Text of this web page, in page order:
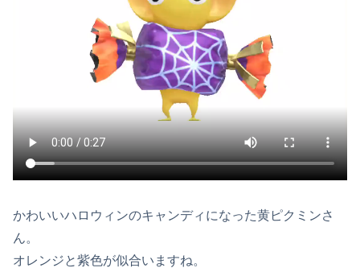
かわいいハロウィンのキャンディになった黄ピクミンさ
ん。
オレンジと紫色が似合いますね。